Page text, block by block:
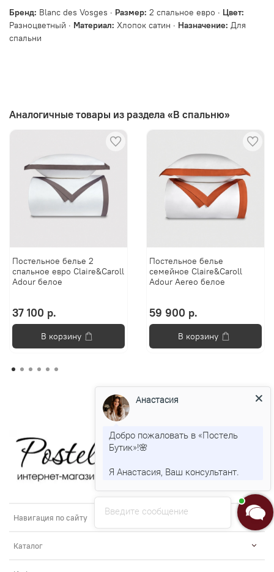
Бренд: Blanc des Vosges · Размер: 2 спальное евро · Цвет:
Разноцветный · Материал: Хлопок сатин · Назначение: Для
спальни
Аналогичные товары из раздела «В спальню»
Постельное белье 2
спальное евро Сlaire&Caroll
Adour белое
37 100 р.
В корзину
Постельное белье
cемейное Сlaire&Caroll
Adour Aereo белое
59 900 р.
В корзину
Навигация по сайту
Каталог
Введите сообщение
Анастасия
Добро пожаловать в «Постель
Бутик»!🌸
Я Анастасия, Ваш консультант.